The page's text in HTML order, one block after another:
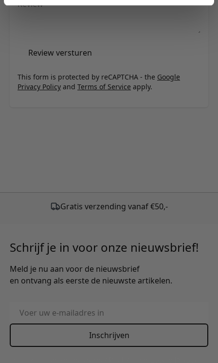
Review
Review versturen
This form is protected by reCAPTCHA - the Google
Privacy Policy and Terms of Service apply.
Gratis verzending vanaf €50,-
Schrijf je in voor onze nieuwsbrief!
Meld je nu aan voor de nieuwsbrief
en ontvang als eerste de nieuwste artikelen.
E-mailadres
Inschrijven